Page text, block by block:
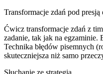
Transformacje zdań pod presją
Ćwicz transformacje zdań z
zadanie, tak jak na egzaminie.
Technika błędów pisemnych
skuteczniejsza niż samo
Słuchanie ze strategią